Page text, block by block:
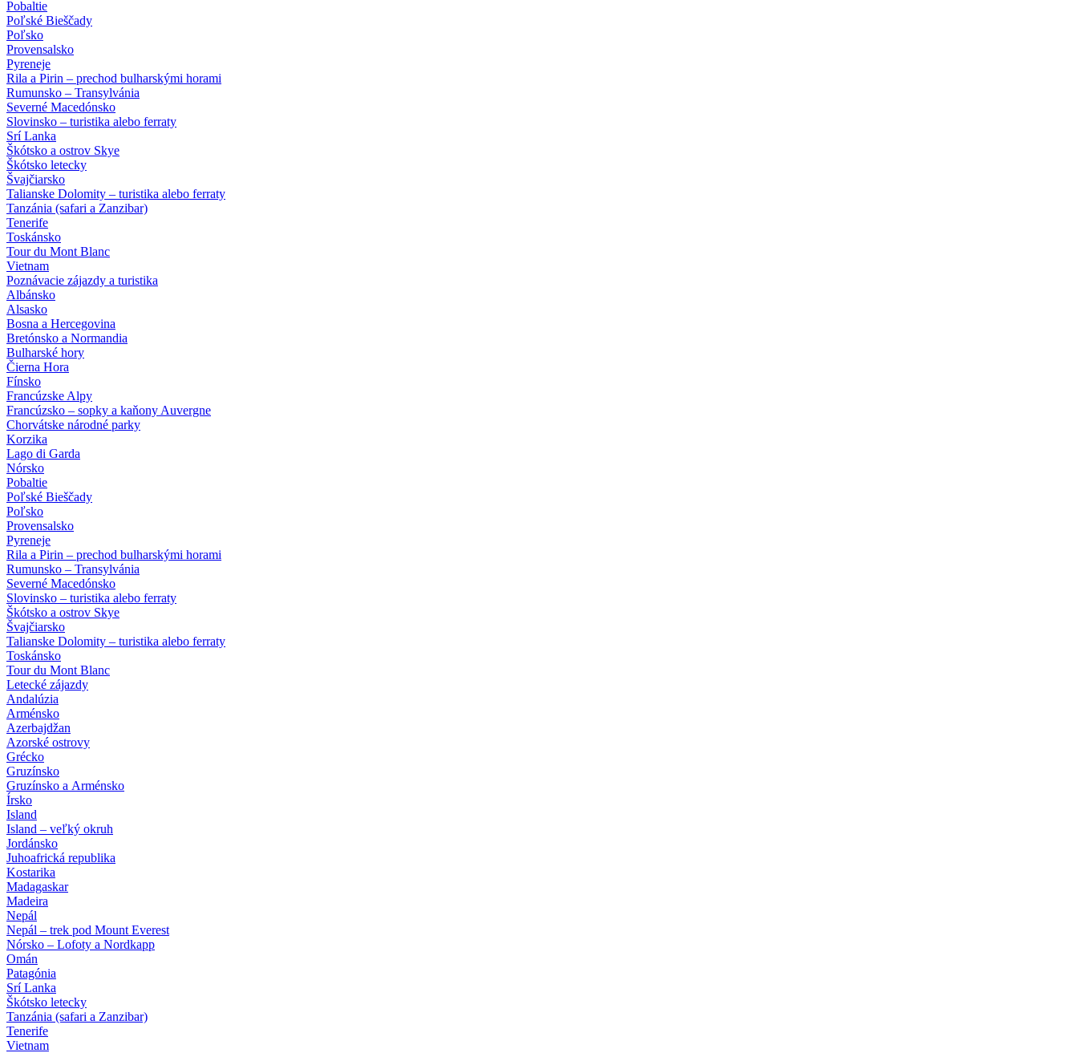
Pobaltie
Poľské Bieščady
Poľsko
Provensalsko
Pyreneje
Rila a Pirin – prechod bulharskými horami
Rumunsko – Transylvánia
Severné Macedónsko
Slovinsko – turistika alebo ferraty
Srí Lanka
Škótsko a ostrov Skye
Škótsko letecky
Švajčiarsko
Talianske Dolomity – turistika alebo ferraty
Tanzánia (safari a Zanzibar)
Tenerife
Toskánsko
Tour du Mont Blanc
Vietnam
Poznávacie zájazdy a turistika
Albánsko
Alsasko
Bosna a Hercegovina
Bretónsko a Normandia
Bulharské hory
Čierna Hora
Fínsko
Francúzske Alpy
Francúzsko – sopky a kaňony Auvergne
Chorvátske národné parky
Korzika
Lago di Garda
Nórsko
Pobaltie
Poľské Bieščady
Poľsko
Provensalsko
Pyreneje
Rila a Pirin – prechod bulharskými horami
Rumunsko – Transylvánia
Severné Macedónsko
Slovinsko – turistika alebo ferraty
Škótsko a ostrov Skye
Švajčiarsko
Talianske Dolomity – turistika alebo ferraty
Toskánsko
Tour du Mont Blanc
Letecké zájazdy
Andalúzia
Arménsko
Azerbajdžan
Azorské ostrovy
Grécko
Gruzínsko
Gruzínsko a Arménsko
Írsko
Island
Island – veľký okruh
Jordánsko
Juhoafrická republika
Kostarika
Madagaskar
Madeira
Nepál
Nepál – trek pod Mount Everest
Nórsko – Lofoty a Nordkapp
Omán
Patagónia
Srí Lanka
Škótsko letecky
Tanzánia (safari a Zanzibar)
Tenerife
Vietnam